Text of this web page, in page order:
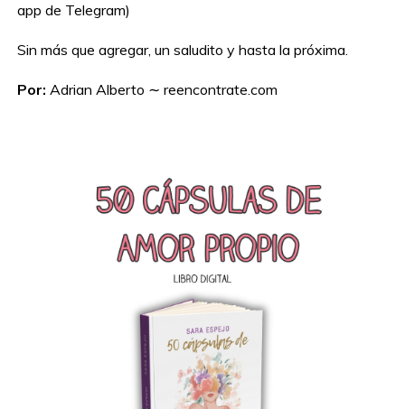
app de Telegram)
Sin más que agregar, un saludito y hasta la próxima.
Por: Adrian Alberto ∼ reencontrate.com